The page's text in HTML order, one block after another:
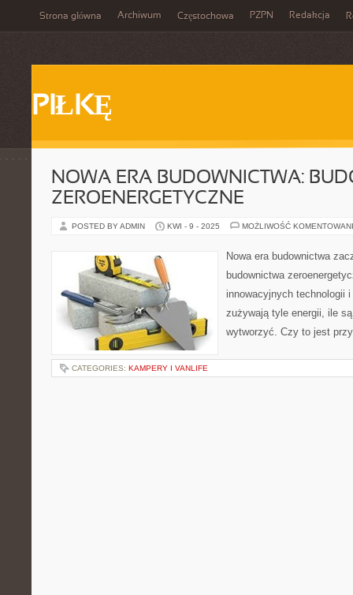
Strona główna Archiwum Częstochowa PZPN Redakcja
PIŁKĘ
NOWA ERA BUDOWNICTWA:
ZEROENERGETYCZNE
POSTED BY ADMIN KWI - 9 - 2025 MOŻLIWOŚĆ
Nowa era budownictwa
budownictwa
innowacyjnych technologii i
zużywają tyle energii, ile
wytworzyć. Czy to jest
CATEGORIES: KAMPERY I VANLIFE